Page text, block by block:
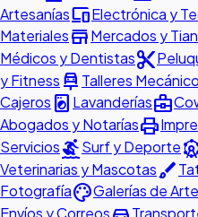
ArtesaníasdevicesElectrónica y
MaterialesstoreMercados y
Médicos y Dentistascontent_cut
y Fitness car_repair Talleres
Cajeros local_laundry_service Lavanderíasbusiness_center
Abogados y Notaríasprint
ServiciossurfingSurf y Deporte
Veterinarias y Mascotasbrush
FotografíapaletteGalerías de Arte
Envíos y Correos